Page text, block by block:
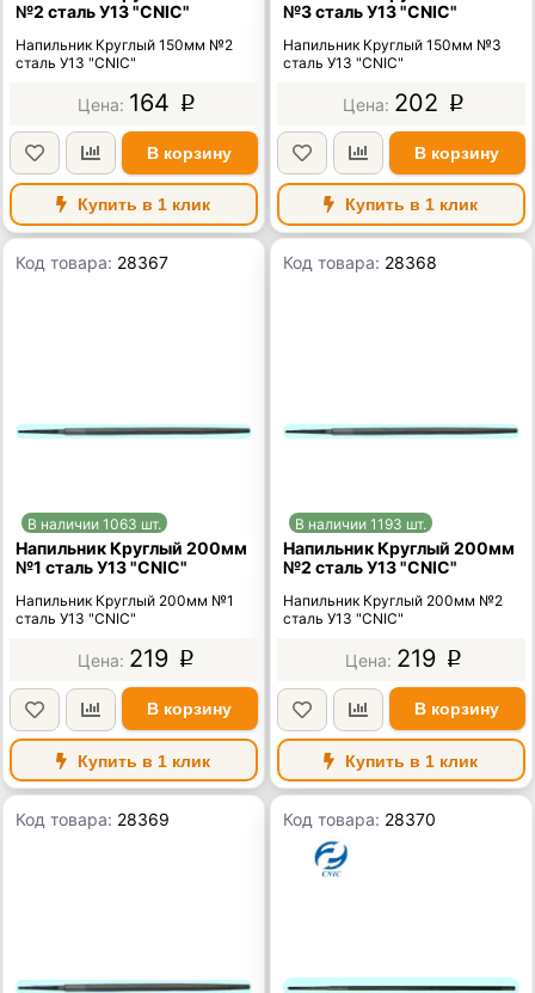
№2 сталь У13 "CNIC"
Напильник Круглый 150мм №2
сталь У13 "CNIC"
164 p
В корзину
Купить в 1 клик
№3 сталь У13 "CNIC"
Напильник Круглый 150мм №3
сталь У13 "CNIC"
202 p
В корзину
Купить в 1 клик
Код товара: 28367
В наличии 1063 шт.
Напильник Круглый 200мм
№1 сталь У13 "CNIC"
Напильник Круглый 200мм №1
сталь У13 "CNIC"
219 p
В корзину
Купить в 1 клик
Код товара: 28368
В наличии 1193 шт.
Напильник Круглый 200мм
№2 сталь У13 "CNIC"
Напильник Круглый 200мм №2
сталь У13 "CNIC"
219 p
В корзину
Купить в 1 клик
Код товара: 28369 Код товара: 28370